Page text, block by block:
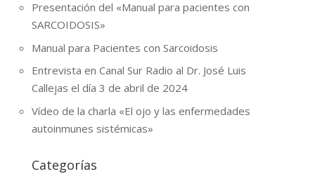
Presentación del «Manual para pacientes con
SARCOIDOSIS»
Manual para Pacientes con Sarcoidosis
Entrevista en Canal Sur Radio al Dr. José Luis
Callejas el día 3 de abril de 2024
Vídeo de la charla «El ojo y las enfermedades
autoinmunes sistémicas»
Categorías